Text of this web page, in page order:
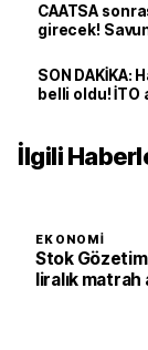
CAATSA
girecek!
SON DAKİKA:
belli oldu! İTO
İlgili
EKONOMI
Stok
liralık matrah